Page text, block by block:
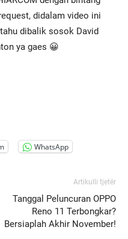
didalam video ini
dibalik sosok David
ya gaes 😀
WhatsApp
Artikulli tjetër
Tanggal Peluncuran OPPO
Reno 11 Terbongkar?
Bersiaplah Akhir November!